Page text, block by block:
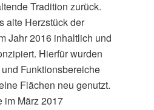
Tradition zurück.
alte Herzstück der
Jahr 2016 inhaltlich und
Hierfür wurden
Funktionsbereiche
Flächen neu genutzt.
im März 2017